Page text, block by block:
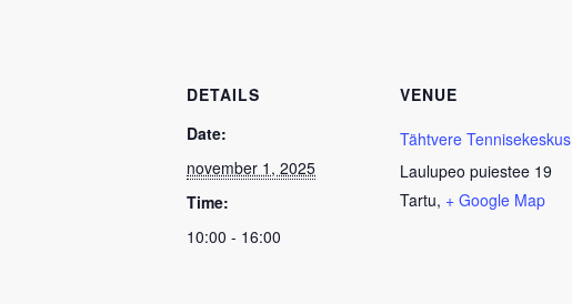
DETAILS
Date:
november 1, 2025
Time:
10:00 - 16:00
VENUE
Tähtvere Tennisekeskus
Laulupeo puiestee 19
Tartu, + Google Map